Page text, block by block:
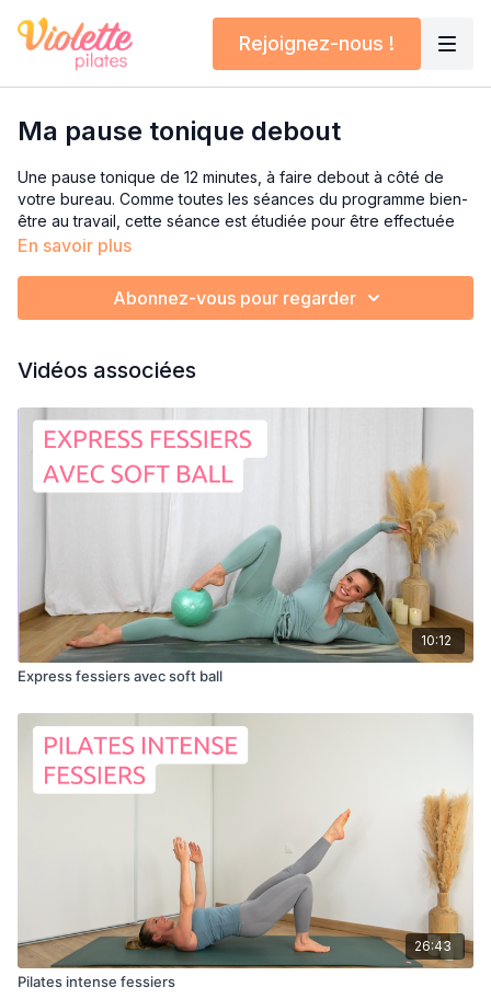
Rejoignez-nous !
Ma pause tonique debout
Une pause tonique de 12 minutes, à faire debout à côté de
votre bureau. Comme toutes les séances du programme bien-
être au travail, cette séance est étudiée pour être effectuée
en tenue de ville.
facile, au quotidien :
abdominale, tout en portant une grande attention à la posture
En savoir plus
Abonnez-vous pour regarder
Vidéos associées
10:12
Express fessiers avec soft ball
26:43
Pilates intense fessiers